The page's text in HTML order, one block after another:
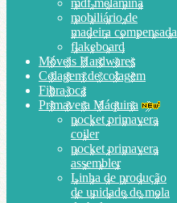
mdf melamina
mobiliário de
madeira compensada
flakeboard
Móveis Hardwares
Colagem de colagem
Fibra oca
Primavera Máquina
pocket primavera
coiler
pocket primavera
assembler
Linha de produção
de unidade de mola